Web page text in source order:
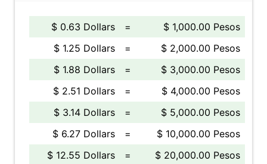
$ 0.63 Dollars =
$ 1,000.00 Pesos
$ 1.25 Dollars
=
$ 2,000.00 Pesos
$ 1.88 Dollars
=
$ 3,000.00 Pesos
$ 2.51 Dollars
=
$ 4,000.00 Pesos
$ 3.14 Dollars
=
$ 5,000.00 Pesos
$ 6.27 Dollars
=
$ 10,000.00 Pesos
$ 12.55 Dollars
=
$ 20,000.00 Pesos